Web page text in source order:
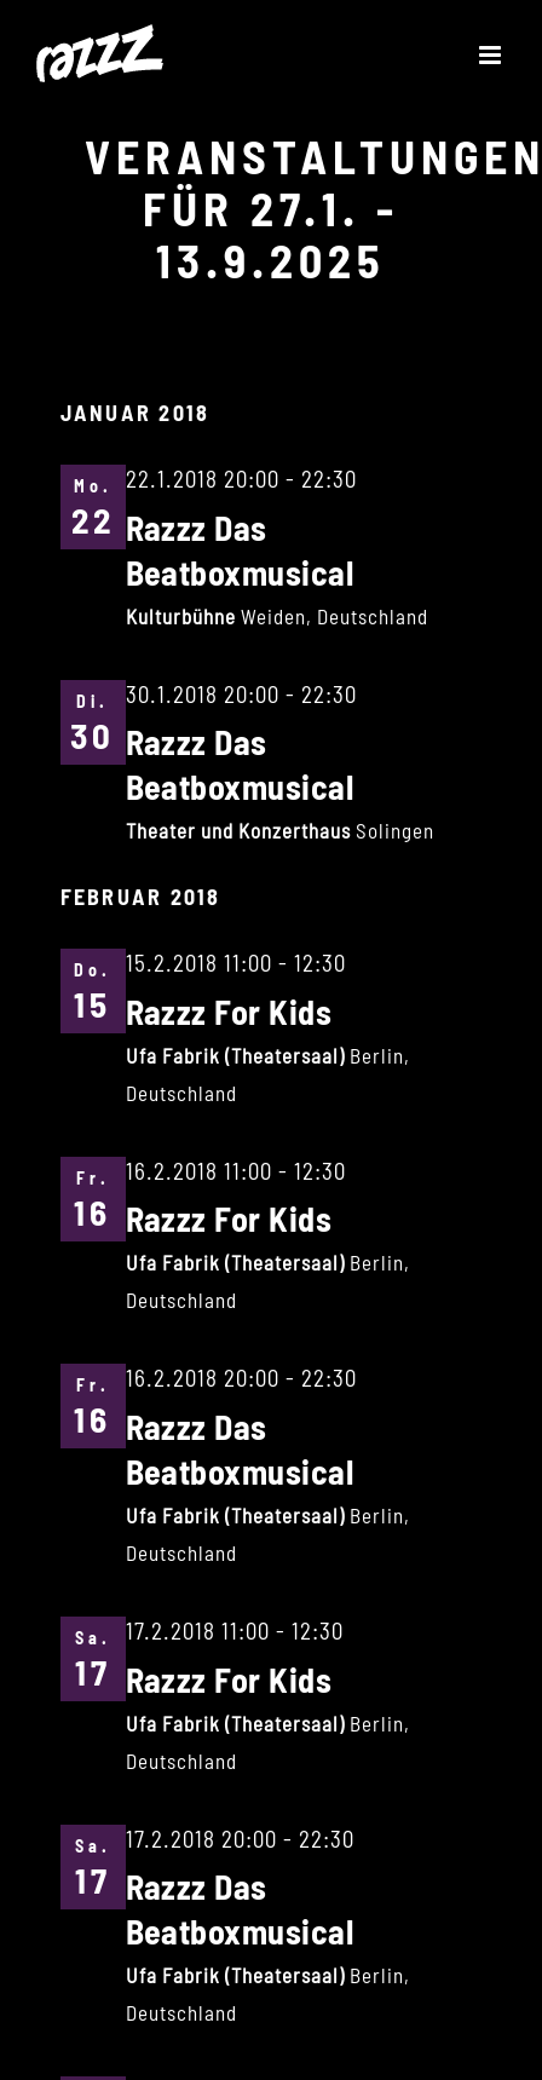
Inhalt
FÜR 27.1. -
13.9.2025
JANUAR 2018
Mo.
22
22.1.2018 20:00 - 22:30
Razzz Das
Beatboxmusical
Kulturbühne Weiden, Deutschland
Di.
30
30.1.2018 20:00 - 22:30
Razzz Das
Beatboxmusical
Theater und Konzerthaus Solingen
FEBRUAR 2018
Do.
15
15.2.2018 11:00 - 12:30
Razzz For Kids
Ufa Fabrik (Theatersaal) Berlin,
Deutschland
Fr.
16
16.2.2018 11:00 - 12:30
Razzz For Kids
Ufa Fabrik (Theatersaal) Berlin,
Deutschland
Fr.
16
16.2.2018 20:00 - 22:30
Razzz Das
Beatboxmusical
Ufa Fabrik (Theatersaal) Berlin,
Deutschland
Sa.
17
17.2.2018 11:00 - 12:30
Razzz For Kids
Ufa Fabrik (Theatersaal) Berlin,
Deutschland
Sa.
17
17.2.2018 20:00 - 22:30
Razzz Das
Beatboxmusical
Ufa Fabrik (Theatersaal) Berlin,
Deutschland